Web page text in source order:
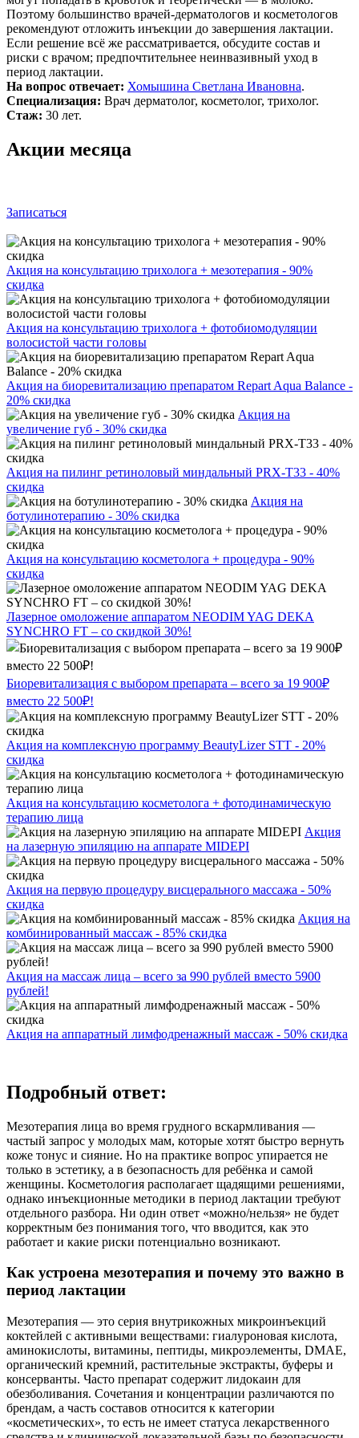
Поэтому большинство врачей‑дерматологов и косметологов
рекомендуют отложить инъекции до завершения лактации.
Если решение всё же рассматривается, обсудите состав и
риски с врачом; предпочтительнее неинвазивный уход в
период лактации.
На вопрос отвечает: Хомышина Светлана Ивановна.
Специализация: Врач дерматолог, косметолог, трихолог.
Стаж: 30 лет.
Акции месяца
Записаться
Акция на консультацию трихолога + мезотерапия - 90%
скидка
Акция на консультацию трихолога + фотобиомодуляции
волосистой части головы
Акция на биоревитализацию препаратом Repart Aqua Balance -
20% скидка
Акция на
увеличение губ - 30% скидка
Акция на пилинг ретиноловый миндальный PRX-T33 - 40%
скидка
Акция на
ботулинотерапию - 30% скидка
Акция на консультацию косметолога + процедура - 90%
скидка
Лазерное омоложение аппаратом NEODIM YAG DEKA
SYNCHRO FT – со скидкой 30%!
Биоревитализация с выбором препарата – всего за 19 900₽
вместо 22 500₽!
Акция на комплексную программу BeautyLizer STT - 20%
скидка
Акция на консультацию косметолога + фотодинамическую
терапию лица
Акция
на лазерную эпиляцию на аппарате MIDEPI
Акция на первую процедуру висцерального массажа - 50%
скидка
Акция на
комбинированный массаж - 85% скидка
Акция на массаж лица – всего за 990 рублей вместо 5900
рублей!
Акция на аппаратный лимфодренажный массаж - 50% скидка
Подробный ответ:
Мезотерапия лица во время грудного вскармливания —
частый запрос у молодых мам, которые хотят быстро вернуть
коже тонус и сияние. Но на практике вопрос упирается не
только в эстетику, а в безопасность для ребёнка и самой
женщины. Косметология располагает щадящими решениями,
однако инъекционные методики в период лактации требуют
отдельного разбора. Ни один ответ «можно/нельзя» не будет
корректным без понимания того, что вводится, как это
работает и какие риски потенциально возникают.
Как устроена мезотерапия и почему это важно в
период лактации
Мезотерапия — это серия внутрикожных микроинъекций
коктейлей с активными веществами: гиалуроновая кислота,
аминокислоты, витамины, пептиды, микроэлементы, DMAE,
органический кремний, растительные экстракты, буферы и
консерванты. Часто препарат содержит лидокаин для
обезболивания. Сочетания и концентрации различаются по
брендам, а часть составов относится к категории
«косметических», то есть не имеет статуса лекарственного